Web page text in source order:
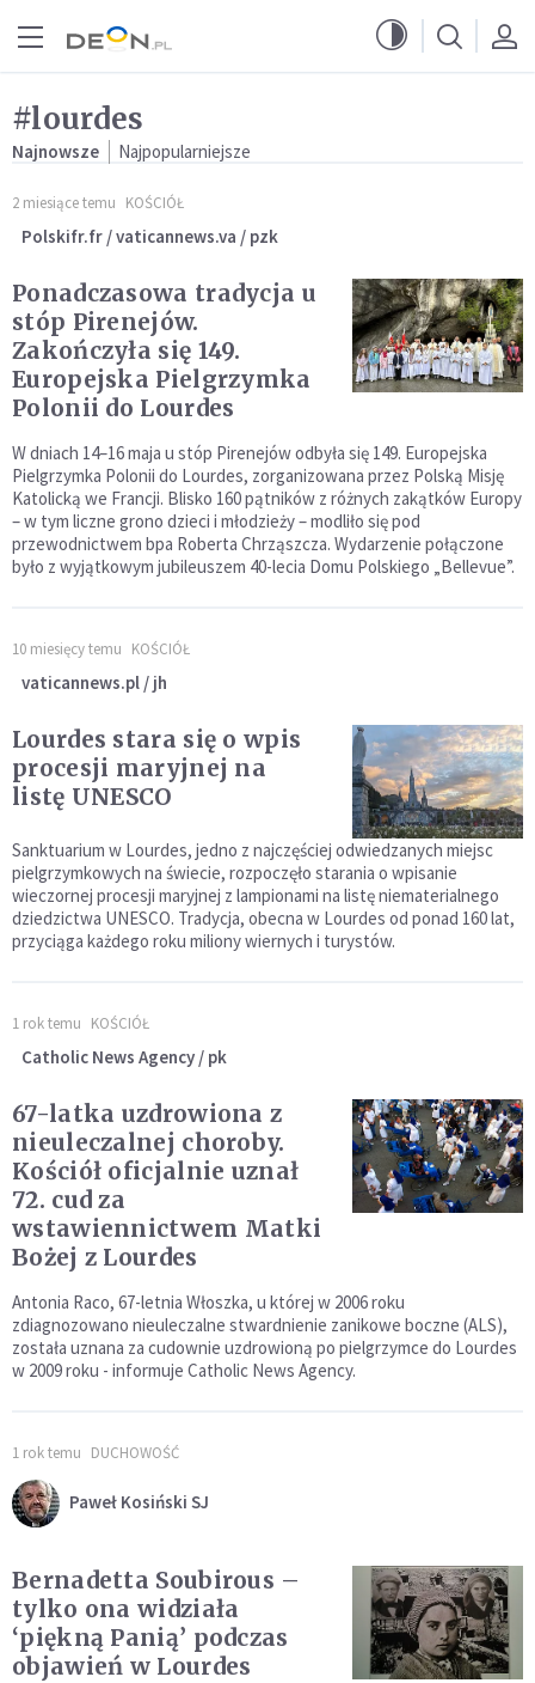
#lourdes
Najnowsze Najpopularniejsze
2 miesiące temu KOŚCIÓŁ
Polskifr.fr / vaticannews.va / pzk
Ponadczasowa tradycja u
stóp Pirenejów.
Zakończyła się 149.
Europejska Pielgrzymka
Polonii do Lourdes
W dniach 14–16 maja u stóp Pirenejów odbyła się 149. Europejska
Pielgrzymka Polonii do Lourdes, zorganizowana przez Polską Misję
Katolicką we Francji. Blisko 160 pątników z różnych zakątków Europy
– w tym liczne grono dzieci i młodzieży – modliło się pod
przewodnictwem bpa Roberta Chrząszcza. Wydarzenie połączone
było z wyjątkowym jubileuszem 40-lecia Domu Polskiego „Bellevue”.
10 miesięcy temu KOŚCIÓŁ
vaticannews.pl / jh
Lourdes stara się o wpis
procesji maryjnej na
listę UNESCO
Sanktuarium w Lourdes, jedno z najczęściej odwiedzanych miejsc
pielgrzymkowych na świecie, rozpoczęło starania o wpisanie
wieczornej procesji maryjnej z lampionami na listę niematerialnego
dziedzictwa UNESCO. Tradycja, obecna w Lourdes od ponad 160 lat,
przyciąga każdego roku miliony wiernych i turystów.
1 rok temu KOŚCIÓŁ
Catholic News Agency / pk
67-latka uzdrowiona z
nieuleczalnej choroby.
Kościół oficjalnie uznał
72. cud za
wstawiennictwem Matki
Bożej z Lourdes
Antonia Raco, 67-letnia Włoszka, u której w 2006 roku
zdiagnozowano nieuleczalne stwardnienie zanikowe boczne (ALS),
została uznana za cudownie uzdrowioną po pielgrzymce do Lourdes
w 2009 roku - informuje Catholic News Agency.
1 rok temu DUCHOWOŚĆ
Paweł Kosiński SJ
Bernadetta Soubirous –
tylko ona widziała
‘piękną Panią’ podczas
objawień w Lourdes